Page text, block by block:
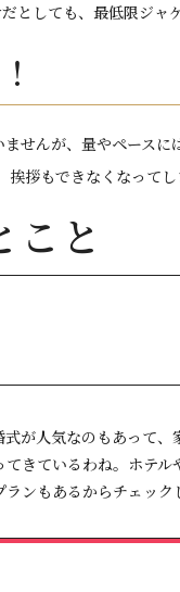
としても、最低限ジャ
せんが、量やペース
拶もできなくなってし
こと
が人気なのもあって
きているわね。ホテ
ンもあるからチェック